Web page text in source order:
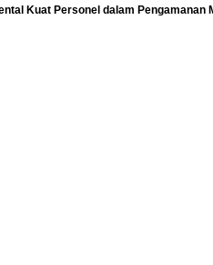
dalam Pengamanan Mudik